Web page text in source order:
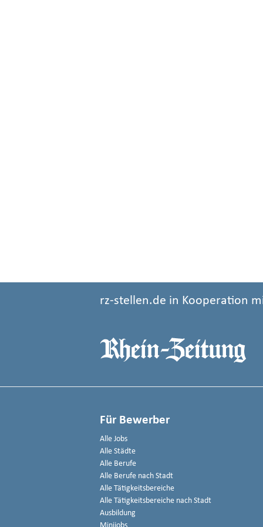
rz-stellen.de in Kooperation
Für Bewerber
Alle Jobs
Alle Städte
Alle Berufe
Alle Berufe nach Stadt
Alle Tätigkeitsbereiche
Alle Tätigkeitsbereiche nach Stadt
Ausbildung